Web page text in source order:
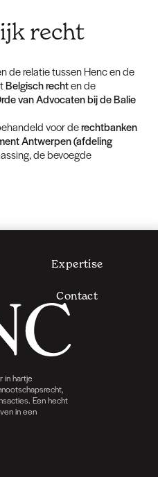
recht
de relatie tussen Henc en de
Belgisch rechten de
van Advocaten bij de Balie
voor derechtbanken
Antwerpen (afdeling
de bevoegde
Expertise
Contact
in hartje
Een hecht
in een